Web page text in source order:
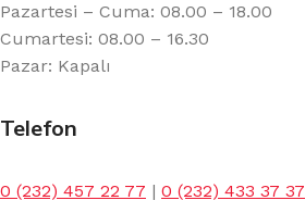
Pazartesi – Cuma: 08.00 – 18.00
Cumartesi: 08.00 – 16.30
Pazar: Kapalı
Telefon
0 (232) 457 22 77 | 0 (232) 433 37 37